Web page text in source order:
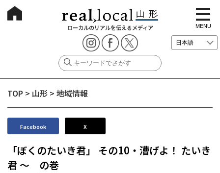
ローカルのリアルを伝えるメディア
t
o
g
g
e
i
i
MENU
TOP > 山形 > 地域情報
Facebook X
「ぼくのたいき君」 その10・漕げよ！ たいき
君 ～ の巻